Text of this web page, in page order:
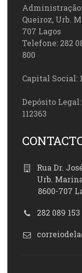
Queiroz, Urb.
707 Lagos
Telefone: 282
800
Capital Social:
Depósito
112363
Rua Dr.
Urb. Marina
8600-707
282 089